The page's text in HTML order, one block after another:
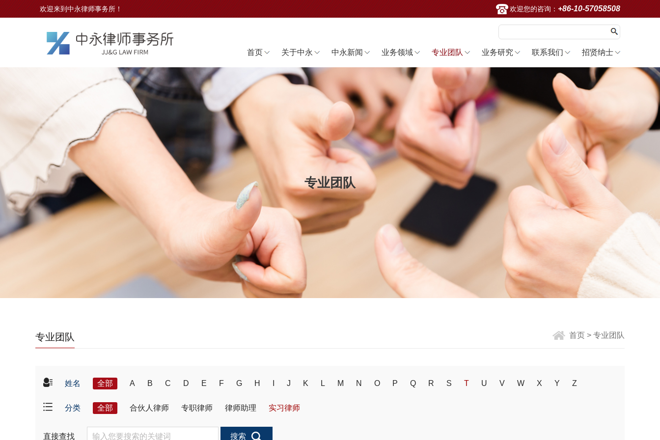
欢迎来到中永律师事务所！ 欢迎您的咨询：+86-10-57058508
首页 关于中永 中永新闻 业务领域 专业团队 业务研究 联系我们 招贤纳士
专业团队
专业团队 首页 > 专业团队
姓名 全部 A B C D E F G H J K L M N O P Q R S T U V W X Y Z
分类 全部 合伙人律师 专职律师 律师助理 实习律师
直接查找 搜索